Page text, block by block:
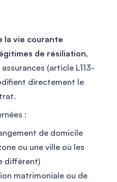
la vie courante
de résiliation,
(article L113-
directement le
:
de domicile
ou une ville où les
diffèrent)
matrimoniale ou de